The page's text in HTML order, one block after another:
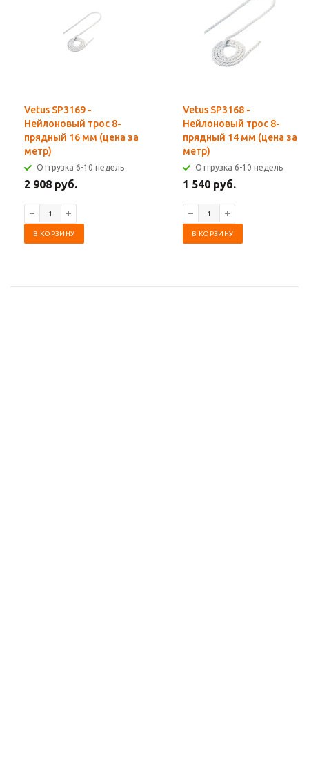
Vetus SP3169 -
Нейлоновый трос 8-
прядный 16 мм (цена за
метр)
Отгрузка 6-10 недель
2 908 руб.
В КОРЗИНУ
Vetus SP3168 -
Нейлоновый трос 8-
прядный 14 мм (цена за
метр)
Отгрузка 6-10 недель
1 540 руб.
В КОРЗИНУ